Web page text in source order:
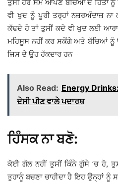
ਤੁਸੀਂ ਹਰ ਸਮੇਂ ਆਪਣੇ ਬੱਚਿਆਂ ਦੇ ਹਿੱਤਾਂ
ਵੀ ਖੁਦ ਨੂੰ ਪੂਰੀ ਤਰ੍ਹਾਂ ਨਜ਼ਰਅੰਦਾਜ਼
ਕੱਢਦੇ ਹੋ ਤਾਂ ਤੁਸੀਂ ਕਦੇ ਵੀ ਖੁਦ ਲਈ
ਮਹਿਸੂਸ ਨਹੀਂ ਕਰ ਸਕੋਂਗੇ ਅਤੇ ਬੱਚਿਆਂ
ਜਿਸ ਦੇ ਉਹ ਹੱਕਦਾਰ ਹਨ
Also Read: Energy
ਦੇਸੀ ਪੀਣ ਵਾਲੇ ਪਦਾਰਥ
ਹਿੰਸਕ ਨਾ ਬਣੋ:
ਕੋਈ ਗੱਲ ਨਹੀਂ ਤੁਸੀਂ ਕਿੰਨੇ ਗੁੱਸੇ ’ਚ ਹੋ,
ਤੁਹਾਨੂੰ ਬਚਣਾ ਚਾਹੀਦਾ ਹੈ ਇਹ ਉਨ੍ਹਾਂ ਨੂੰ